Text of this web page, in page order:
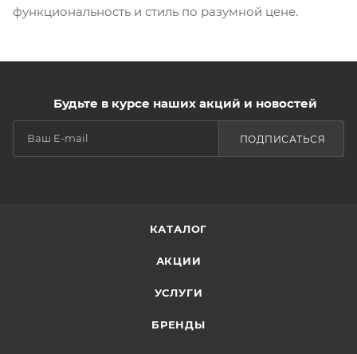
функциональность и стиль по разумной цене.
Будьте в курсе наших акций и новостей
ПОДПИСАТЬСЯ
КАТАЛОГ
АКЦИИ
УСЛУГИ
БРЕНДЫ